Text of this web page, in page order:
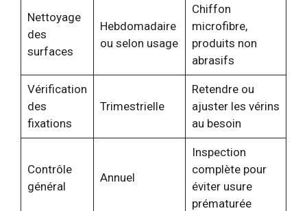
Nettoyage
des
surfaces
Hebdomadaire
ou selon usage
Chiffon
microfibre,
produits non
abrasifs
Vérification
des
fixations
Trimestrielle
Retendre ou
ajuster les vérins
au besoin
Contrôle
général
Annuel
Inspection
complète pour
éviter usure
prématurée